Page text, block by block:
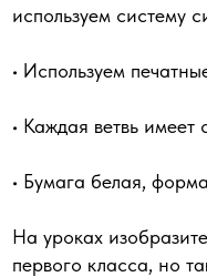
используем систему
• Используем
• Каждая ветвь имеет
• Бумага белая,
На уроках
первого класса, но